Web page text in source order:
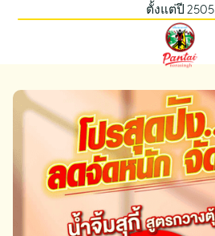
ตั้งแต่ปี 2505